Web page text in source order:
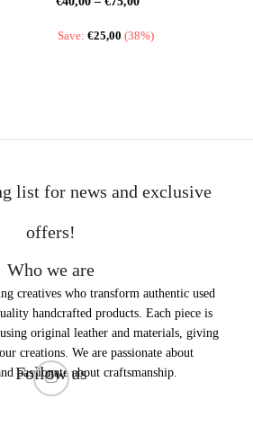
Save: €25,00 (38%)
list for news and exclusive
offers!
Who we are
creatives who transform authentic used
handcrafted products. Each piece is
original leather and materials, giving
creations. We are passionate about
passionate about craftsmanship.
Follow us